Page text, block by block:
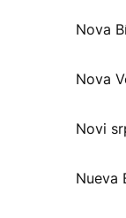
Nova
Nova
Novi
Nueva